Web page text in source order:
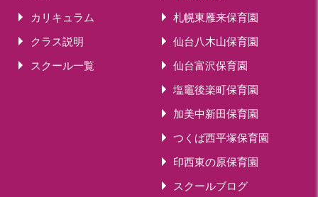
カリキュラム
クラス説明
スクール一覧
札幌東雁来保育園
仙台八木山保育園
仙台富沢保育園
塩竈後楽町保育園
加美中新田保育園
つくば西平塚保育園
印西東の原保育園
スクールブログ